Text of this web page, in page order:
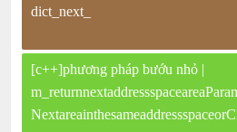
dict_next_
[c++]phương pháp bướu nhỏ |